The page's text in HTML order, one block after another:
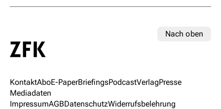
Nach oben
KontaktAboE-PaperBriefingsPodcastVerlagPresse
Mediadaten
ImpressumAGBDatenschutzWiderrufsbelehrung